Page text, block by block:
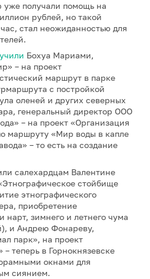
уже получали помощь на
рублей, но такой
стал неожиданностью для
Бохуа Мариами,
– на проект
маршрут в парке
с постройкой
оленей и других северных
генеральный директор ООО
– на проект «Организация
маршруту «Мир воды в капле
– то есть на создание
салехардцам Валентине
стойбище
этнографического
приобретение
нарт, зимнего и летнего чума
и Андрею Фонареву,
парк», на проект
теперь в Горнокнязевске
окнами для
сиянием.